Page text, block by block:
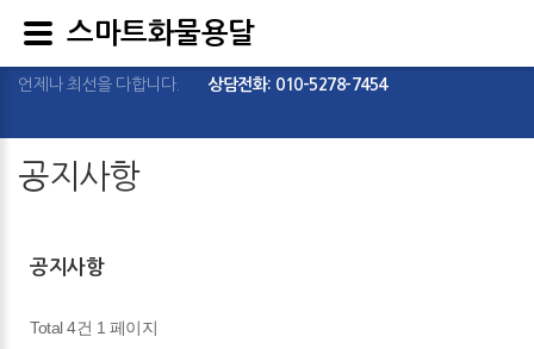
언제나 최선을 다합니다. 상담전화: 010-5278-7454
공지사항
공지사항
Total 4건 1 페이지
스마트화물용달